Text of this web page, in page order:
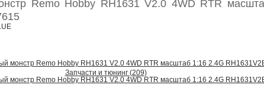
Детские игрушки
Remo Hobby RH1631 V2.0 4WD RTR
Запчасти и тюнинг (209)